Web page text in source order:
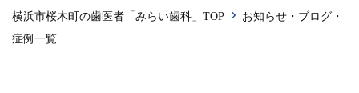
横浜市桜木町の歯医者「みらい歯科」TOP
お知らせ・ブログ・
症例一覧